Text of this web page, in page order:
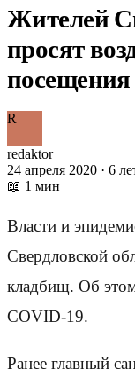
Жителей
просят
R
redaktor
24 апреля 2020 · 6
📖 1 мин
Власти и
Свердловской
кладбищ. Об
COVID-19.
Ранее главный